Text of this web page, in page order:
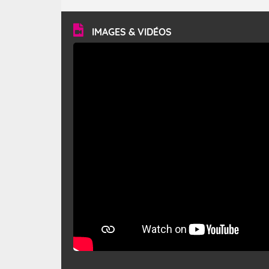
vitesse moyenne de 50 km/h et atteindre 80 à 100 km/h
en rafales, parfois davantage. Il parcourt la basse vallée
du Rhône et la Provence et envahit le littoral
méditerranéen à partir de la Camargue.
IMAGES & VIDÉOS